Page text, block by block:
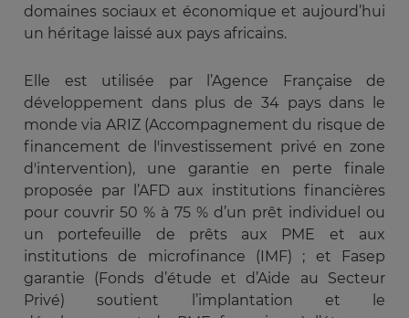
domaines sociaux et économique et aujourd’hui
un héritage laissé aux pays africains.
Elle est utilisée par l’Agence Française de
développement dans plus de 34 pays dans le
monde via ARIZ (Accompagnement du risque de
financement de l'investissement privé en zone
d'intervention), une garantie en perte finale
proposée par l’AFD aux institutions financières
pour couvrir 50 % à 75 % d’un prêt individuel ou
un portefeuille de prêts aux PME et aux
institutions de microfinance (IMF) ; et Fasep
garantie (Fonds d’étude et d’Aide au Secteur
Privé) soutient l’implantation et le